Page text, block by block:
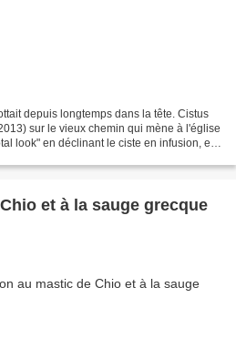
depuis longtemps dans la tête. Cistus
sur le vieux chemin qui mène à l'église
look" en déclinant le ciste en infusion, en
et à la sauge grecque